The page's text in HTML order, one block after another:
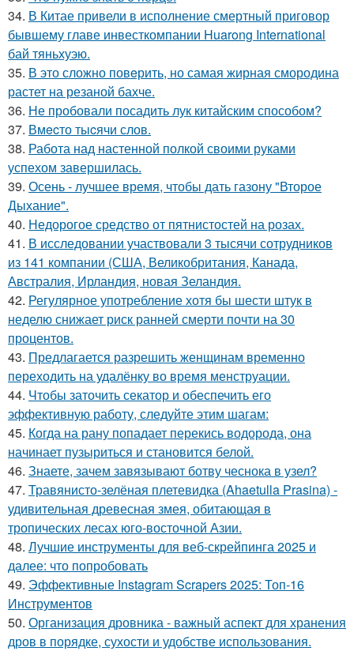
34. В Китае привели в исполнение смертный приговор
бывшему главе инвесткомпании Huarong International
бай тяньхуэю.
35. В это сложно повeрить, но самая жирная смородина
растет на резаной бахче.
36. Не пробовали посадить лук китайским способом?
37. Вмecто тыcячи слов.
38. Работа над настенной полкой своими руками
успехом завершилась.
39. Осень - лучшее время, чтобы дать газону "Второе
Дыхание".
40. Недорогое средство от пятнистостей на розах.
41. В исследовании участвовали 3 тысячи сотрудников
из 141 компании (США, Великобритания, Канада,
Австралия, Ирландия, новая Зеландия.
42. Регулярное употребление хотя бы шести штук в
неделю снижает риск ранней смерти почти на 30
процентов.
43. Предлагается разрешить женщинам временно
переходить на удалёнку во время менструации.
44. Чтобы заточить секатор и обеспечить его
эффективную работу, следуйте этим шагам:
45. Когда на рану попадает перекись водорода, она
начинает пузыриться и становится белой.
46. Знаете, зачем завязывают ботву чеснока в узел?
47. Травянисто-зелёная плетевидка (Ahaetulla Prasina) -
удивительная древесная змея, обитающая в
тропических лесах юго-восточной Азии.
48. Лучшие инструменты для веб-скрейпинга 2025 и
далее: что попробовать
49. Эффективные Instagram Scrapers 2025: Топ-16
Инструментов
50. Организация дровника - важный аспект для хранения
дров в порядке, сухости и удобстве использования.